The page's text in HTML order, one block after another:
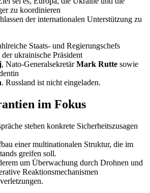
zu koordinieren
der internationalen Unterstützung zu
Staats- und Regierungschefs
ukrainische Präsident
, Nato-GeneralsekretärMark Rutte sowie
. Russland ist nicht eingeladen.
im Fokus
stehen konkrete Sicherheitszusagen
einer multinationalen Struktur, die im
greifen soll.
um Überwachung durch Drohnen und
Reaktionsmechanismen